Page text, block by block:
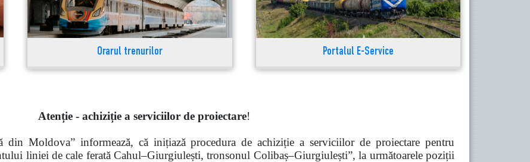
Orarul trenurilor Portalul E-Service
Atenție - achiziție a serviciilor de proiectare!
din Moldova” informează, că inițiază procedura de achiziție a serviciilor de proiectare pentru
liniei de cale ferată Cahul–Giurgiulești, tronsonul Colibaș–Giurgiulești”, la următoarele poziții